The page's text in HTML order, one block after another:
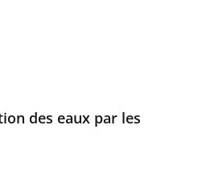
des eaux par les